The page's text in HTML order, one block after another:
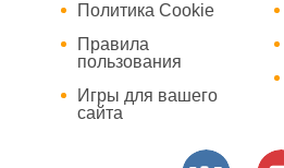
Политика Cookie
Правила
пользования
Игры для вашего
сайта